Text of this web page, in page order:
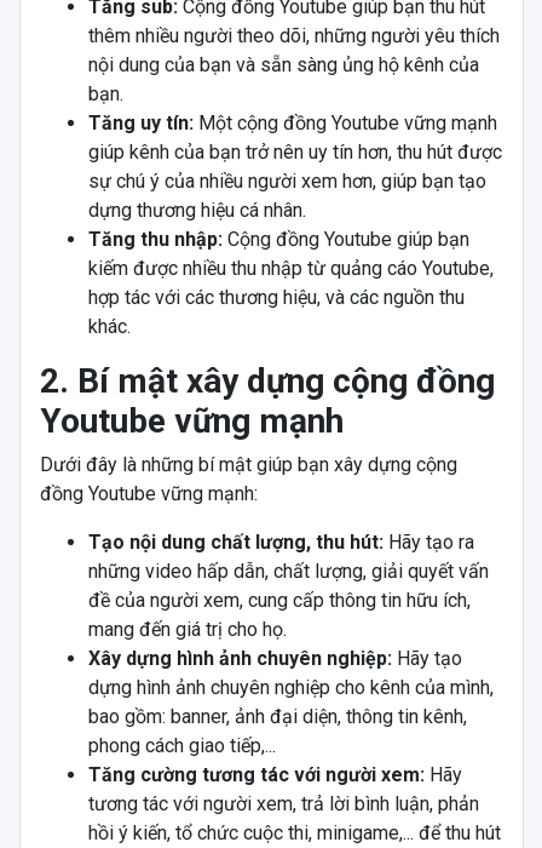
Tăng sub:Cộng đồng Youtube giúp bạn thu hút
thêm nhiều người theo dõi, những người yêu thích
nội dung của bạn và sẵn sàng ủng hộ kênh của
bạn.
Tăng uy tín:Một cộng đồng Youtube vững mạnh
giúp kênh của bạn trở nên uy tín hơn, thu hút được
sự chú ý của nhiều người xem hơn, giúp bạn tạo
dựng thương hiệu cá nhân.
Tăng thu nhập:Cộng đồng Youtube giúp bạn
kiếm được nhiều thu nhập từ quảng cáo Youtube,
hợp tác với các thương hiệu, và các nguồn thu
khác.
2. Bí mật xây dựng cộng đồng
Youtube vững mạnh
Dưới đây là những bí mật giúp bạn xây dựng cộng
đồng Youtube vững mạnh:
Tạo nội dung chất lượng, thu hút:Hãy tạo ra
những video hấp dẫn, chất lượng, giải quyết vấn
đề của người xem, cung cấp thông tin hữu ích,
mang đến giá trị cho họ.
Xây dựng hình ảnh chuyên nghiệp:Hãy tạo
dựng hình ảnh chuyên nghiệp cho kênh của mình,
bao gồm: banner, ảnh đại diện, thông tin kênh,
phong cách giao tiếp,...
Tăng cường tương tác với người xem:Hãy
tương tác với người xem, trả lời bình luận, phản
hồi ý kiến, tổ chức cuộc thi, minigame,... để thu hút